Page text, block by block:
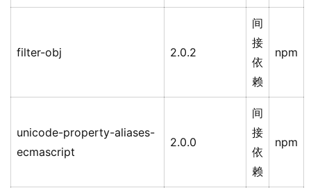
filter-obj 2.0.2
间
接
依
赖
npm
unicode-property-aliases-
ecmascript
2.0.0
间
接
依
赖
npm